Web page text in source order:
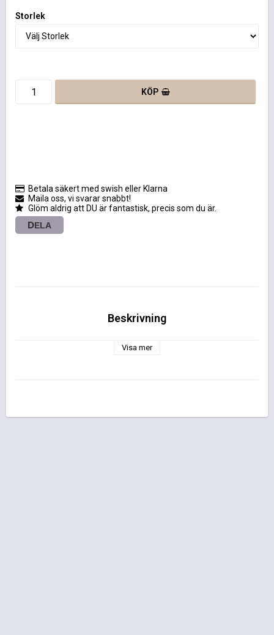
Storlek
KÖP
Betala säkert med swish eller Klarna
Maila oss, vi svarar snabbt!
Glöm aldrig att DU är fantastisk, precis som du är.
DELA
Beskrivning
Visa mer